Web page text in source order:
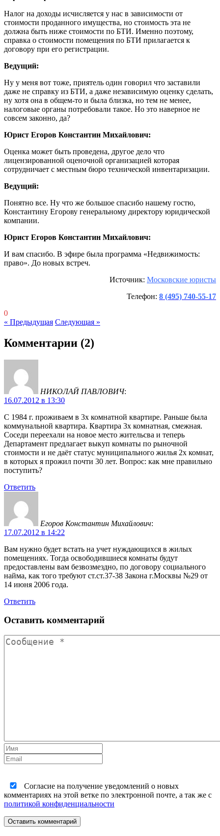
Налог на доходы исчисляется у нас в зависимости от
стоимости проданного имущества, но стоимость эта не
должна быть ниже стоимости по БТИ. Именно поэтому,
справка о стоимости помещения по БТИ прилагается к
договору при его регистрации.
Ведущий:
Ну у меня вот тоже, приятель один говорил что заставили
даже не справку из БТИ, а даже независимую оценку сделать,
ну хотя она в общем-то и была близка, но тем не менее,
налоговые органы потребовали такое. Но это наверное не
совсем законно, да?
Юрист Егоров Константин Михайлович:
Оценка может быть проведена, другое дело что
лицензированной оценочной организацией которая
сотрудничает с местным бюро технической инвентаризации.
Ведущий:
Понятно все. Ну что же большое спасибо нашему гостю,
Константину Егорову генеральному директору юридической
компании.
Юрист Егоров Константин Михайлович:
И вам спасибо. В эфире была программа «Недвижимость:
право». До новых встреч.
Источник: Московские юристы
Телефон: 8 (495) 740-55-17
0
« Предыдущая Следующая »
Комментарии (2)
НИКОЛАЙ ПАВЛОВИЧ:
16.07.2012 в 13:30
С 1984 г. проживаем в 3х комнатной квартире. Раньше была
коммунальной квартира. Квартира 3х комнатная, смежная.
Соседи переехали на новое место жительсва и теперь
Департамент предлагает выкуп комнаты по рыночной
стоимости и не даёт статус муниципального жилья 2х комнат,
в которых я прожил почти 30 лет. Вопрос: как мне правильно
поступить?
Ответить
Егоров Константин Михайлович:
17.07.2012 в 14:22
Вам нужно будет встать на учет нуждающихся в жилых
помещениях. Тогда освободившиеся комнаты будут
предоставлены вам безвозмездно, по договору социального
найма, как того требуют ст.ст.37-38 Закона г.Москвы №29 от
14 июня 2006 года.
Ответить
Оставить комментарий
Согласие на получение уведомлений о новых
комментариях на этой ветке по электронной почте, а так же с
политикой конфиденциальности
Оставить комментарий